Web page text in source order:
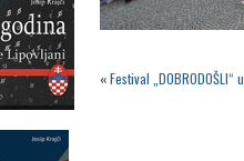
«Festival